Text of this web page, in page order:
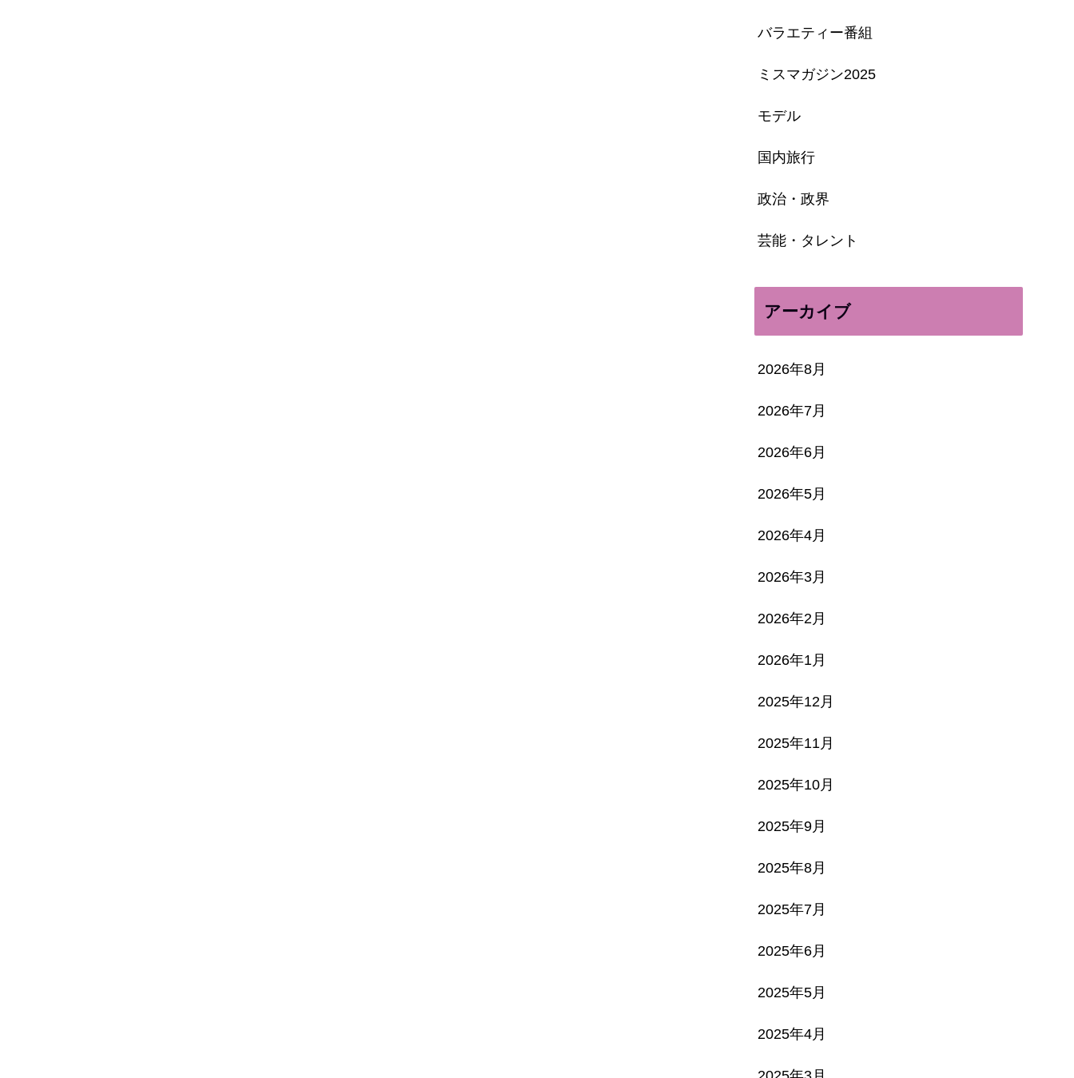
バラエティー番組
ミスマガジン2025
モデル
国内旅行
政治・政界
芸能・タレント
アーカイブ
2026年8月
2026年7月
2026年6月
2026年5月
2026年4月
2026年3月
2026年2月
2026年1月
2025年12月
2025年11月
2025年10月
2025年9月
2025年8月
2025年7月
2025年6月
2025年5月
2025年4月